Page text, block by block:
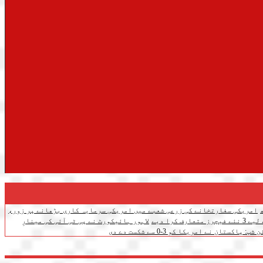
امریکی سفارتخانے کی زرعی شعبے میں امریکی سرمایہ کاری بڑھانے پر زور،
کرا دیے
لاہور ہائیکورٹ نے پی ٹی آئی کی مینارِ
نے امریکا کو 3-0 سے شکست دے دی